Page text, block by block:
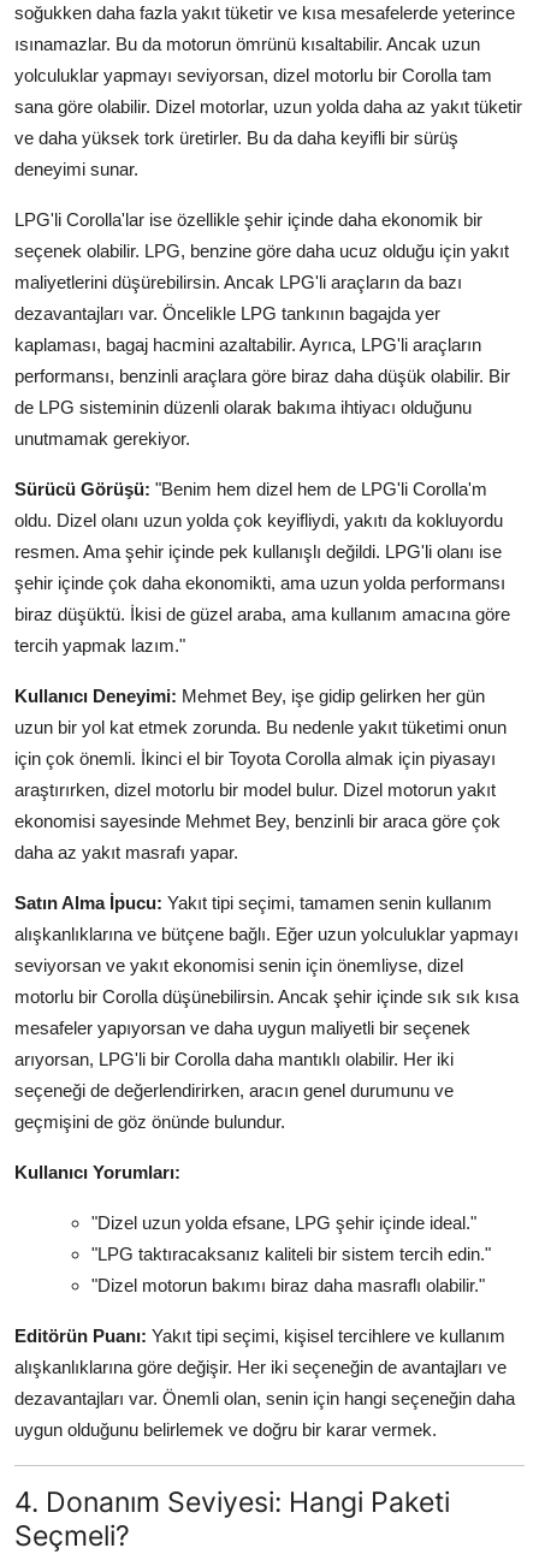
soğukken daha fazla yakıt tüketir ve kısa mesafelerde yeterince
ısınamazlar. Bu da motorun ömrünü kısaltabilir. Ancak uzun
yolculuklar yapmayı seviyorsan, dizel motorlu bir Corolla tam
sana göre olabilir. Dizel motorlar, uzun yolda daha az yakıt tüketir
ve daha yüksek tork üretirler. Bu da daha keyifli bir sürüş
deneyimi sunar.
LPG'li Corolla'lar ise özellikle şehir içinde daha ekonomik bir
seçenek olabilir. LPG, benzine göre daha ucuz olduğu için yakıt
maliyetlerini düşürebilirsin. Ancak LPG'li araçların da bazı
dezavantajları var. Öncelikle LPG tankının bagajda yer
kaplaması, bagaj hacmini azaltabilir. Ayrıca, LPG'li araçların
performansı, benzinli araçlara göre biraz daha düşük olabilir. Bir
de LPG sisteminin düzenli olarak bakıma ihtiyacı olduğunu
unutmamak gerekiyor.
Sürücü Görüşü: "Benim hem dizel hem de LPG'li Corolla'm
oldu. Dizel olanı uzun yolda çok keyifliydi, yakıtı da kokluyordu
resmen. Ama şehir içinde pek kullanışlı değildi. LPG'li olanı ise
şehir içinde çok daha ekonomikti, ama uzun yolda performansı
biraz düşüktü. İkisi de güzel araba, ama kullanım amacına göre
tercih yapmak lazım."
Kullanıcı Deneyimi: Mehmet Bey, işe gidip gelirken her gün
uzun bir yol kat etmek zorunda. Bu nedenle yakıt tüketimi onun
için çok önemli. İkinci el bir Toyota Corolla almak için piyasayı
araştırırken, dizel motorlu bir model bulur. Dizel motorun yakıt
ekonomisi sayesinde Mehmet Bey, benzinli bir araca göre çok
daha az yakıt masrafı yapar.
Satın Alma İpucu: Yakıt tipi seçimi, tamamen senin kullanım
alışkanlıklarına ve bütçene bağlı. Eğer uzun yolculuklar yapmayı
seviyorsan ve yakıt ekonomisi senin için önemliyse, dizel
motorlu bir Corolla düşünebilirsin. Ancak şehir içinde sık sık kısa
mesafeler yapıyorsan ve daha uygun maliyetli bir seçenek
arıyorsan, LPG'li bir Corolla daha mantıklı olabilir. Her iki
seçeneği de değerlendirirken, aracın genel durumunu ve
geçmişini de göz önünde bulundur.
Kullanıcı Yorumları:
"Dizel uzun yolda efsane, LPG şehir içinde ideal."
"LPG taktıracaksanız kaliteli bir sistem tercih edin."
"Dizel motorun bakımı biraz daha masraflı olabilir."
Editörün Puanı: Yakıt tipi seçimi, kişisel tercihlere ve kullanım
alışkanlıklarına göre değişir. Her iki seçeneğin de avantajları ve
dezavantajları var. Önemli olan, senin için hangi seçeneğin daha
uygun olduğunu belirlemek ve doğru bir karar vermek.
4. Donanım Seviyesi: Hangi Paketi
Seçmeli?